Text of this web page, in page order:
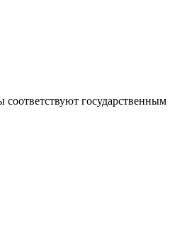
государственным